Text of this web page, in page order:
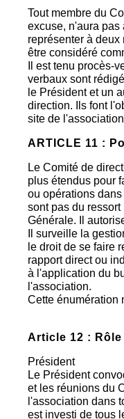
Tout membre du
excuse, n'aura pas
représenter à
être considéré
Il est tenu procès-
verbaux sont
le Président et un
direction. Ils font
site de
ARTICLE 11 :
Le Comité de
plus étendus pour
ou opérations
sont pas du
Générale. Il
Il surveille la
le droit de se faire
rapport direct ou
à l'application du
l'association.
Cette énumération
Article 12 :
Président
Le Président
et les réunions du
l'association dans
est investi de tous